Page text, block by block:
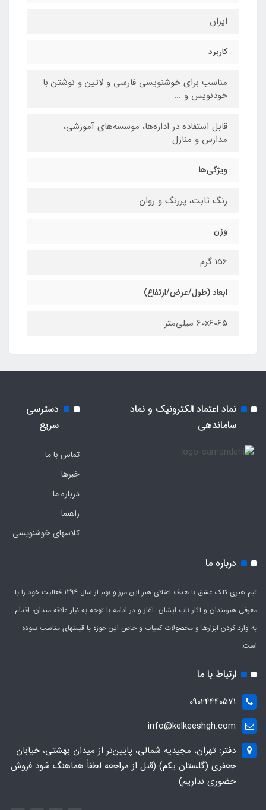
ایران
کاربرد
مناسب برای خوشنویسی فارسی و لاتین و نوشتن با
خودنویس و ...
قابل استفاده در اداره‌ها، موسسه‌های آموزشی،
مدارس و منازل
ویژگی‌ها
رنگ ثابت، پررنگ و روان
وزن
156 گرم
ابعاد (طول/عرض/ارتفاع)
60x6065 میلی‌متر
نماد اعتماد الکترونیک و نماد
ساماندهی
دسترسی
سریع
تماس با ما
خبرها
درباره ما
راهنما
کلاسهای خوشنویسی
درباره ما
تیم هنری کلک عشق با هدف اعتلای هنر این مرز و بوم از سال 1394 فعالیت خود را با
معرفی هنرمندان و آثار ناب ایشان آغاز و در ادامه با توجه به نیاز علاقه مندان، اقدام
به وارد کردن ابزارها و محصولات کمیاب و خاص این حوزه با قیمتهای مناسب نموده
است.
ارتباط با ما
09024440571
info@kelkeeshgh.com
دفتر: تهران، مجیدیه شمالی، پایین‌تر از میدان بهشتی، خیابان
جعفری (گلستان یکم) (قبل از مراجعه لطفاً هماهنگ شود فروش
حضوری نداریم)